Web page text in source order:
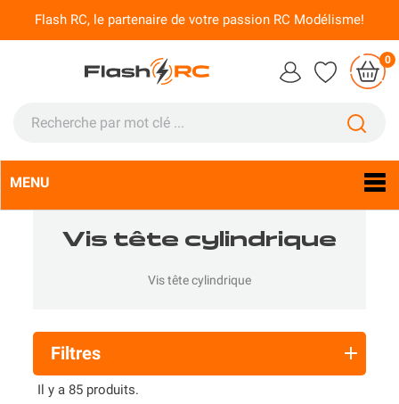
Flash RC, le partenaire de votre passion RC Modélisme!
0
MENU
Langue :
Vis tête cylindrique
Vis tête cylindrique
Filtres
Il y a 85 produits.